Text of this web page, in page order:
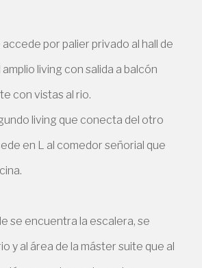
accede por palier privado al hall de
living con salida a balcón
con vistas al rio.
living que conecta del otro
en L al comedor señorial que
se encuentra la escalera, se
y al área de la máster suite que al